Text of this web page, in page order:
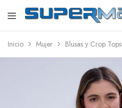
SuperMarkas
Ropa
con
Inicio Mujer Blusas y Crop Tops